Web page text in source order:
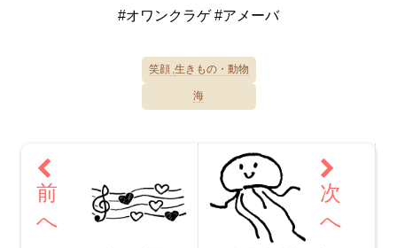
#オワンクラゲ #アメーバ
笑顔 生きもの・動物
海